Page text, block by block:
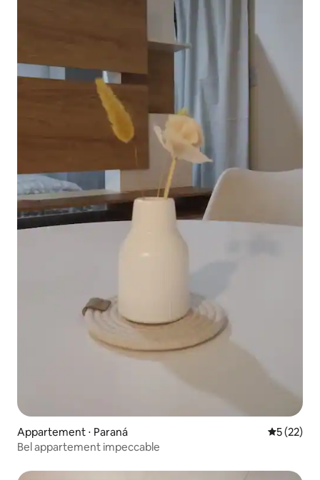
Appartement ⋅ Paraná
5 (22)
Bel appartement impeccable